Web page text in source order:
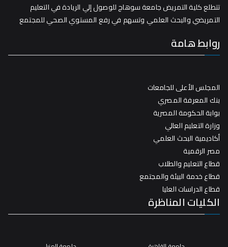
تتطلع كلية التمريض جامعة سوهاج للوصول إلي الريادة في التعليم
التمريضي والبحث العلمي وتسهم في رفع المستوي الصحي للمجتمع
روابط هامة
المجلس الأعلى للجامعات
بنك المعرفة المصري
بوابة الحكومة المصرية
وزارة التعليم العالي
أكاديمية البحث العلمي
مصر الرقمية
قطاع التعليم والطلاب
قطاع خدمة البيئة والمجتمع
قطاع الدراسات العليا
الكليات المناظرة